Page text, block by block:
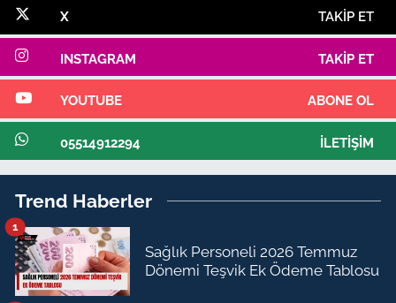
X TAKIP ET
INSTAGRAM TAKIP ET
YOUTUBE ABONE OL
05514912294 İLETIŞIM
Trend Haberler
Sağlık Personeli 2026 Temmuz
Dönemi Teşvik Ek Ödeme Tablosu
1